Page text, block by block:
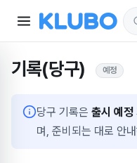
기록(당구) 예정
당구 기록은 출시 예정
며, 준비되는 대로 안